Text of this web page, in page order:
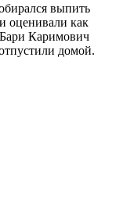
выпить
оценивали как
Каримович
домой.